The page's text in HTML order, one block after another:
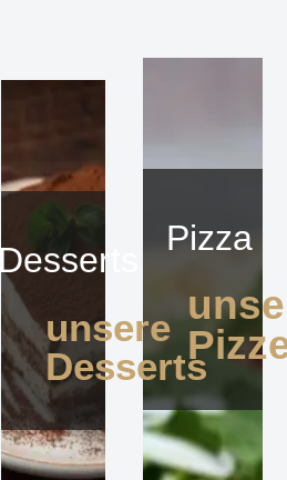
Pizza
Desserts
unsere
Desserts